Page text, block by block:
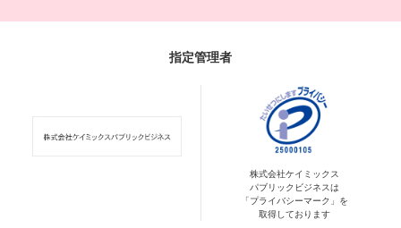
指定管理者
株式会社ケイミックス
パブリックビジネスは
「プライバシーマーク」を
取得しております